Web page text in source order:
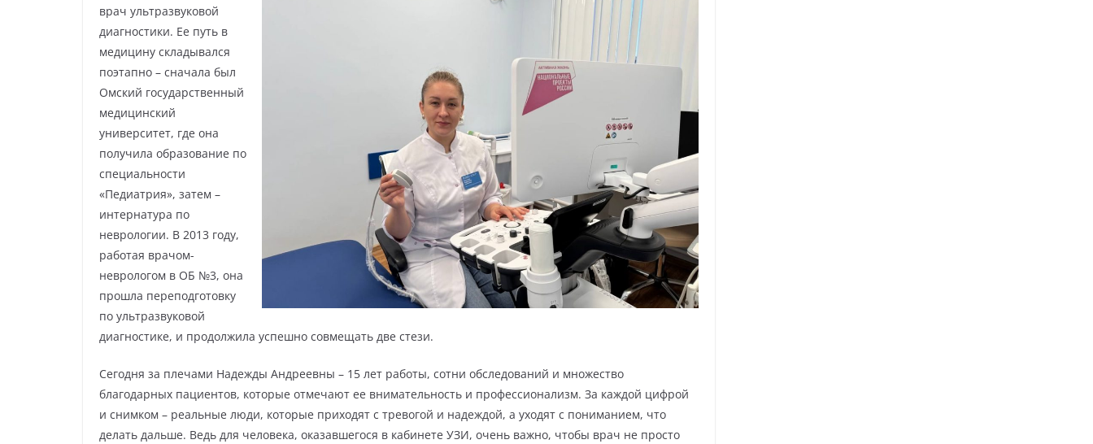
врач ультразвуковой
диагностики. Ее путь в
медицину складывался
поэтапно – сначала был
Омский государственный
медицинский
университет, где она
получила образование по
специальности
«Педиатрия», затем –
интернатура по
неврологии. В 2013 году,
работая врачом-
неврологом в ОБ №3, она
прошла переподготовку
по ультразвуковой
диагностике, и продолжила успешно совмещать две стези.
Сегодня за плечами Надежды Андреевны – 15 лет работы, сотни обследований и множество
благодарных пациентов, которые отмечают ее внимательность и профессионализм. За каждой цифрой
и снимком – реальные люди, которые приходят с тревогой и надеждой, а уходят с пониманием, что
делать дальше. Ведь для человека, оказавшегося в кабинете УЗИ, очень важно, чтобы врач не просто